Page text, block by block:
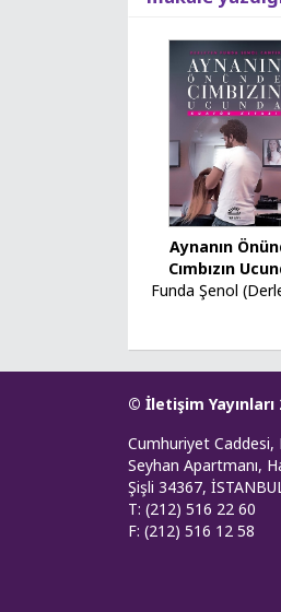
Aynanın
Cımbızın
Funda Şenol
© İletişim Yayınları
Cumhuriyet
Seyhan Apartmanı,
Şişli 34367,
T: (212) 516 22 60
F: (212) 516 12 58